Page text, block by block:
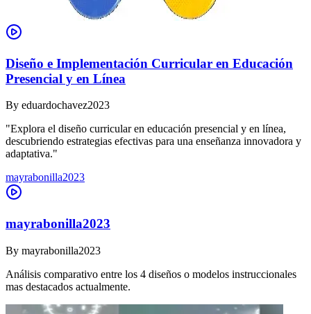
Diseño e Implementación Curricular en Educación
Presencial y en Línea
By eduardochavez2023
"Explora el diseño curricular en educación presencial y en línea,
descubriendo estrategias efectivas para una enseñanza innovadora y
adaptativa."
mayrabonilla2023
mayrabonilla2023
By mayrabonilla2023
Análisis comparativo entre los 4 diseños o modelos instruccionales
mas destacados actualmente.